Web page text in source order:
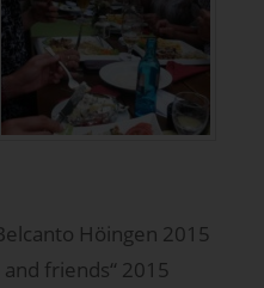
Höingen 2015
friends“ 2015